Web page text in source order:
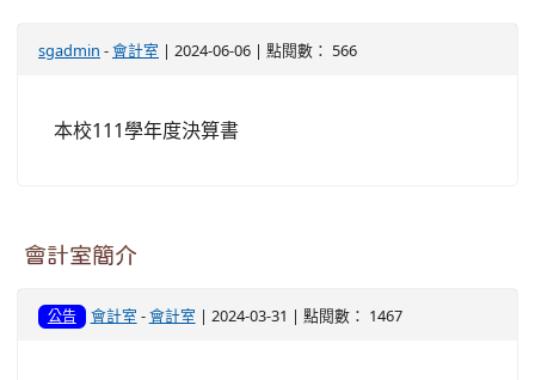
sgadmin -會計室 | 2024-06-06 | 點閱數： 566
本校111學年度決算書
會計室簡介
公告 會計室 -會計室 | 2024-03-31 | 點閱數： 1467